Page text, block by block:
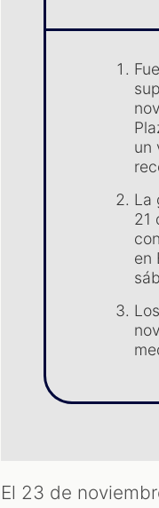
un
La
21
en
El 23 de